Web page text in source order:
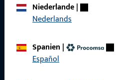
Niederlande|
Nederlands
Spanien |
Español
Karriere